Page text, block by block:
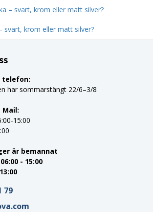
– svart, krom eller matt silver?
svart, krom eller matt silver?
telefon:
har sommarstängt 22/6–3/8
Mail:
15:00
är bemannat
- 15:00
79